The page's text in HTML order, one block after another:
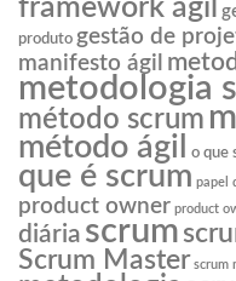
framework ágil
produto gestão de
manifesto ágil
metodologia
método scrum
método ágil o que
que é scrum papel
product owner product
diária scrum
Scrum Master scrum